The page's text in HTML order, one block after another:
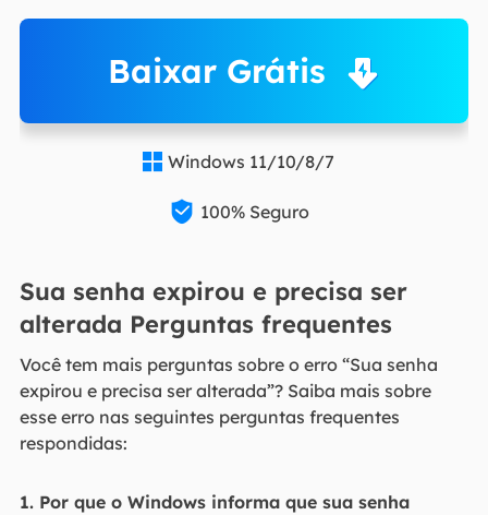
Baixar Grátis
 Windows 11/10/8/7
 100% Seguro
Sua senha expirou e precisa ser
alterada Perguntas frequentes
Você tem mais perguntas sobre o erro “Sua senha
expirou e precisa ser alterada”? Saiba mais sobre
esse erro nas seguintes perguntas frequentes
respondidas:
1. Por que o Windows informa que sua senha